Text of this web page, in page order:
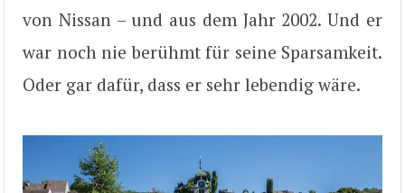
von Nissan – und aus dem Jahr 2002. Und er
war noch nie berühmt für seine Sparsamkeit.
Oder gar dafür, dass er sehr lebendig wäre.